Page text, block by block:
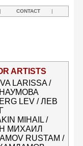
| CONTACT |
ARTISTS
LARISSA /
LEV / ЛЕВ
MIHAIL /
МИХАИЛ
RUSTAM /